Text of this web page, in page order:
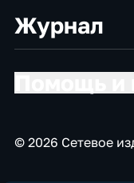
Журнал
© 2026 Сетевое